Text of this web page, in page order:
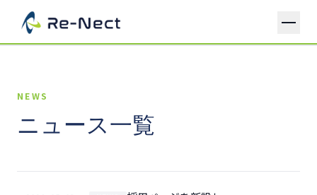
BUSINESS
MARKETING
HEALTHCARE PLATFORM
COMPANY
NEWS
ニュース一覧